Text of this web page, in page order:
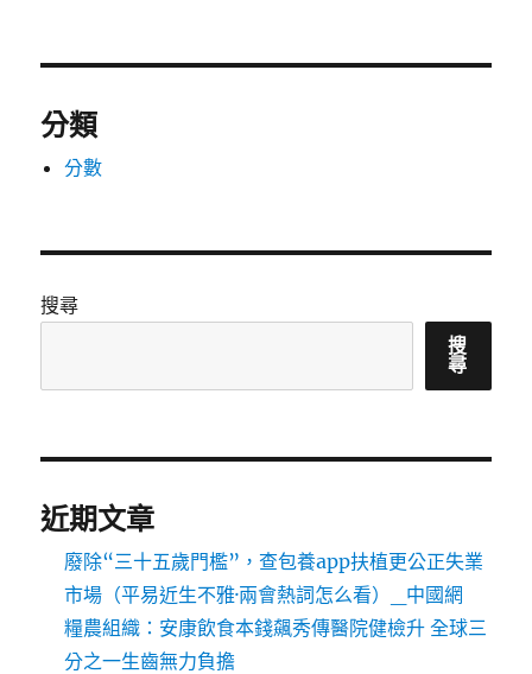
分類
分數
搜尋
搜
尋
近期文章
廢除“三十五歲門檻”，查包養app扶植更公正失業
市場（平易近生不雅·兩會熱詞怎么看）_中國網
糧農組織：安康飲食本錢飆秀傳醫院健檢升 全球三
分之一生齒無力負擔